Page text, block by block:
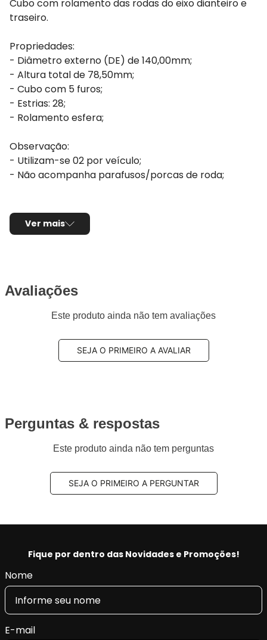
Cubo com rolamento das rodas do eixo dianteiro e
traseiro.
Propriedades:
- Diâmetro externo (DE) de 140,00mm;
- Altura total de 78,50mm;
- Cubo com 5 furos;
- Estrias: 28;
- Rolamento esfera;
Observação:
- Utilizam-se 02 por veículo;
- Não acompanha parafusos/porcas de roda;
Ver mais
Avaliações
Este produto ainda não tem avaliações
SEJA O PRIMEIRO A AVALIAR
Perguntas & respostas
Este produto ainda não tem perguntas
SEJA O PRIMEIRO A PERGUNTAR
Fique por dentro das Novidades e Promoções!
Nome
E-mail